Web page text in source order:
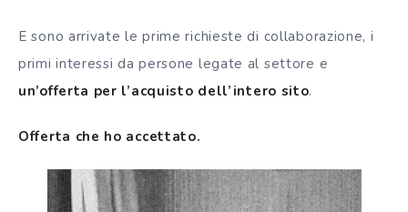
E sono arrivate le prime richieste di collaborazione, i
primi interessi da persone legate al settore e
un’offerta per l’acquisto dell’intero sito.
Offerta che ho accettato.